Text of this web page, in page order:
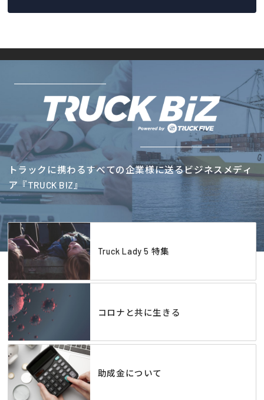
トラックに携わるすべての企業様に送るビジネスメディ
ア『TRUCK BIZ』
Truck Lady 5 特集
コロナと共に生きる
助成金について